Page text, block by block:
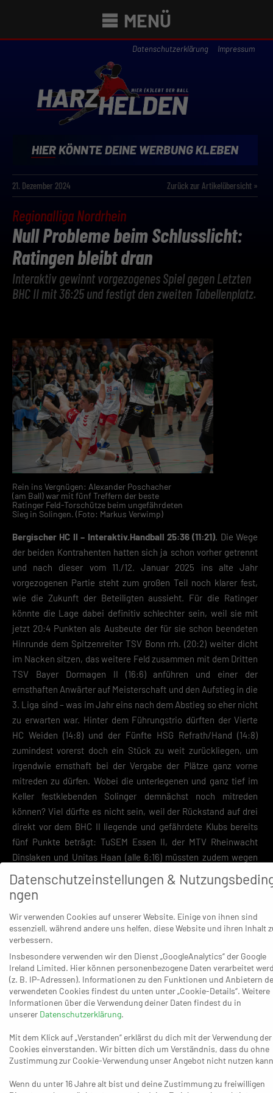
MENÜ
Datenschutzerklärung Impressum
21. Dezember 2024 Zurück zur Artikelübersicht »
Regionalliga Nordrhein
Null Probleme beim Schlusslicht:
Ratingen bleibt dran
Interaktiv gewinnt vorgezogenes Spiel gegen Letzten
BHC II mit 36:25 und festigt den zweiten Tabellenplatz.
Rein ins Vergnügen: Alexander Poschacher
(am Ball) war mit fünf Treffern der beste
Ratinger Feld-Torschütze beim ungefährdeten
Sieg in Solingen. (Foto: Markus Verwimp)
Bergischer HC II – Interaktiv.Handball 25:36 (11:21). Die Wege
der beiden Kontrahenten hatten sich ja schon vorher getrennt
und nach dieser vom 11./12. Januar 2025 ins alte Jahr
vorgezogenen Partie steht zum großen Teil noch klarer fest,
wie die Zukunft der Beteiligten aussieht. Für die Ratinger
könnte die Lage dabei definitiv schlechter sein, weil sie mit
jetzt 20:4 Punkten als Ausbeute der für sie schon beendeten
Hinrunde dem Spitzenreiter TSV Bonn rrh. (20:2) weiter dicht
im Nacken sitzen, das weitere Feld zusammen mit dem Dritten
TSV Bayer Dormagen II (16:6) anführen und einer der
ernsthaften Anwärter auf Meisterschaft und den Aufstieg in die
3. Liga sind – was im Jahr eins nach dem Abstieg so eher nicht
zu erwarten war. Hinter dem Führungstrio dürften der Vierte
HC Weiden (14:8) und der Fünfte HSG Refrath/Hand (14:8)
zumindest vorerst doch ein Stück zu weit zurückliegen, um
irgendwie ernsthaft bei der Vergabe der Plätze ganz vorne
mitreden zu dürfen. Wobei die unterlegenen und ganz tief im
Keller festklebenden Solinger demnächst noch mitreden
können? Viel dürfte es nicht sein, weil der Rückstand auf drei
direkt vor dem BHC II liegende und gefährdete Klubs bereits
fünf Punkte beträgt: TuSEM Essen II, der MTV Rheinwacht
Dinslaken und Unitas Haan (alle 6:16) müssten zudem wegen
des drohenden erhöhten Abstiegs aus der 3. Liga nach dem
aktuellen Stand der Dinge ebenfalls in die Oberliga runter – und
gerettet wäre erst die HSG Siebengebirge (8:16), die jedoch als
Neunter gleichfalls längst nicht in Sicherheit ist. Das wirklich
rettende Ufer beginnt erst beim Achten BTB Aachen, der
Das Duell begann mit dem 1:0 (2.) und 2:0 (3.) jeweils durch Paul
Vetter durchaus vielversprechend für die Gastgeber, aber
Interaktiv glich schnell zum 2:2 (5.) aus und lag lediglich beim
2:3 (6.) wieder hinten. Die Vierer-Serie vom 7:5 (13.) zum 11:5
Datenschutzeinstellungen &
ngen
Wir verwenden Cookies auf unserer Website. Einige von ihnen sind
essenziell, während andere uns helfen, diese Website und ihren Inhalt
verbessern.
Insbesondere verwenden wir den Dienst „GoogleAnalytics“ der Google
Ireland Limited. Hier können personenbezogene Daten verarbeitet
(z. B. IP-Adressen). Informationen zu den Funktionen und Anbietern
verwendeten Cookies findest du unten unter „Cookie-Details“. Weitere
Informationen über die Verwendung deiner Daten findest du in
unserer Datenschutzerklärung.
Mit dem Klick auf „Verstanden“ erklärst du dich mit der Verwendung der
Cookies einverstanden. Wir bitten dich um Verständnis, dass du ohne
Zustimmung zur Cookie-Verwendung unser Angebot nicht nutzen
Wenn du unter 16 Jahre alt bist und deine Zustimmung zu freiwilligen